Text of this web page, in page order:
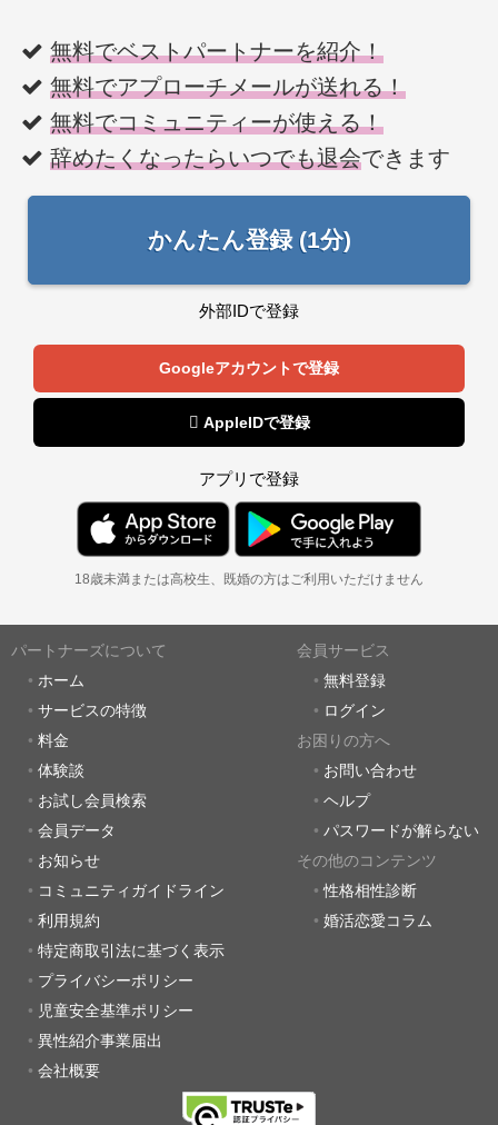
無料でベストパートナーを紹介！
無料でアプローチメールが送れる！
無料でコミュニティーが使える！
辞めたくなったらいつでも退会できます
かんたん登録 (1分)
外部IDで登録
Googleアカウントで登録
 AppleIDで登録
アプリで登録
18歳未満または高校生、既婚の方はご利用いただけません
パートナーズについて
ホーム
サービスの特徴
料金
体験談
お試し会員検索
会員データ
お知らせ
コミュニティガイドライン
利用規約
特定商取引法に基づく表示
プライバシーポリシー
児童安全基準ポリシー
異性紹介事業届出
会社概要
会員サービス
無料登録
ログイン
お困りの方へ
お問い合わせ
ヘルプ
パスワードが解らない
その他のコンテンツ
性格相性診断
婚活恋愛コラム